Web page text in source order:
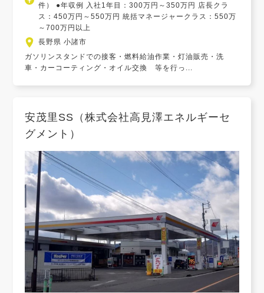
件） ●年収例 入社1年目：300万円～350万円 店長クラ
ス：450万円～550万円 統括マネージャークラス：550万
～700万円以上
長野県 小諸市
ガソリンスタンドでの接客・燃料給油作業・灯油販売・洗
車・カーコーティング・オイル交換 等を行っ...
安茂里SS（株式会社高見澤エネルギーセ
グメント）